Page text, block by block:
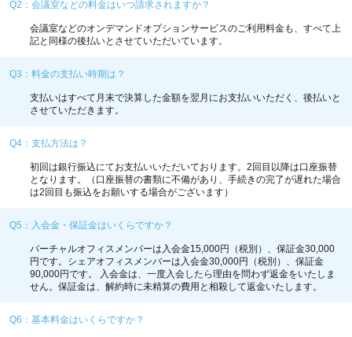
Q2：会議室などの料金はいつ請求されますか？
会議室などのオンデマンドオプションサービスのご利用料金も、すべて上
記と同様の後払いとさせていただいています。
Q3：料金の支払い時期は？
支払いはすべて月末で決算した金額を翌月にお支払いいただく、後払いと
させていただきます。
Q4：支払方法は？
初回は銀行振込にてお支払いいただいております。2回目以降は口座振替
となります。（口座振替の書類に不備があり、手続きの完了が遅れた場合
は2回目も振込をお願いする場合がございます）
Q5：入会金・保証金はいくらですか？
バーチャルオフィスメンバーは入会金15,000円（税別）、保証金30,000
円です。 シェアオフィスメンバーは入会金30,000円（税別）、保証金
90,000円です。 入会金は、一度入会したら理由を問わず返金をいたしま
せん。保証金は、解約時に未精算の費用と相殺して返金いたします。
Q6：基本料金はいくらですか？